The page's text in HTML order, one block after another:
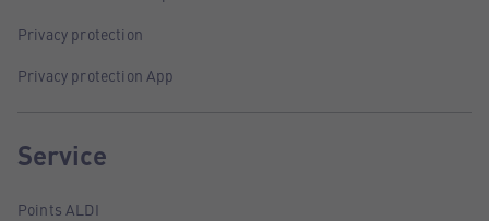
Privacy protection
Privacy protection App
Service
Points ALDI